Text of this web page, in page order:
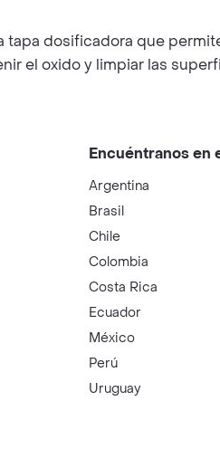
tapa dosificadora que
el oxido y limpiar las
Encuéntranos en
Argentina
Brasil
Chile
Colombia
Costa Rica
Ecuador
México
Perú
Uruguay